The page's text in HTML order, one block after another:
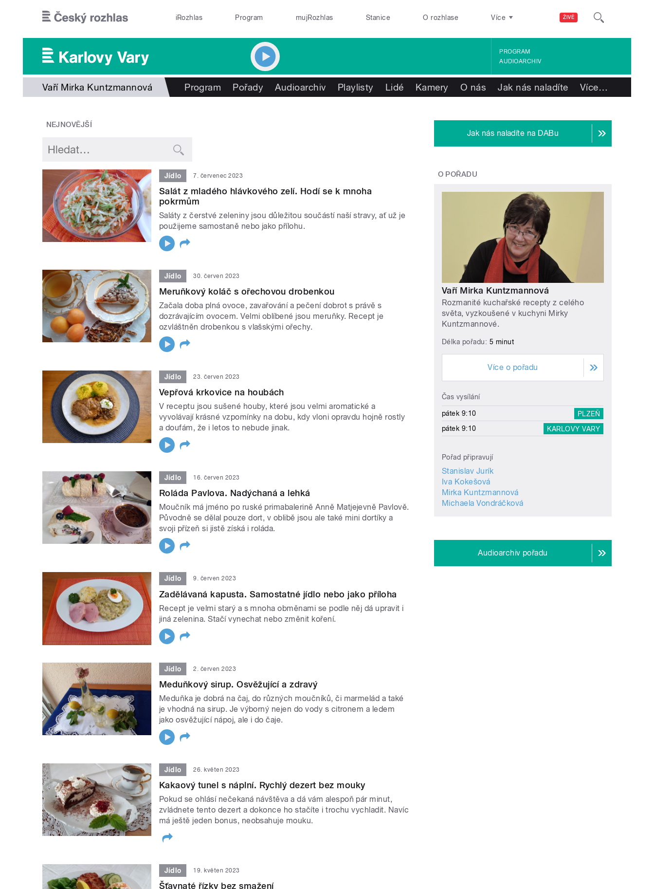
ŽIVĚ
iRozhlas Program mujRozhlas Stanice O rozhlase Více
PROGRAM
AUDIOARCHIV
Vaří Mirka Kuntzmannová Program Pořady Audioarchiv Playlisty Lidé Kamery O nás Jak nás naladíte Více…
NEJNOVĚJŠÍ
Jídlo 7. červenec 2023
Salát z mladého hlávkového zelí. Hodí se k mnoha
pokrmům
Saláty z čerstvé zeleniny jsou důležitou součástí naší stravy, ať už je
použijeme samostaně nebo jako přílohu.
Jídlo 30. červen 2023
Meruňkový koláč s ořechovou drobenkou
Začala doba plná ovoce, zavařování a pečení dobrot s právě s
dozrávajícím ovocem. Velmi oblíbené jsou meruňky. Recept je
ozvláštněn drobenkou s vlašskými ořechy.
Jídlo 23. červen 2023
Vepřová krkovice na houbách
V receptu jsou sušené houby, které jsou velmi aromatické a
vyvolávají krásné vzpomínky na dobu, kdy vloni opravdu hojně rostly
a doufám, že i letos to nebude jinak.
Jídlo 16. červen 2023
Roláda Pavlova. Nadýchaná a lehká
Moučník má jméno po ruské primabalerině Anně Matjejevně Pavlově.
Původně se dělal pouze dort, v oblibě jsou ale také mini dortíky a
svoji přízeň si jistě získá i roláda.
Jídlo 9. červen 2023
Zadělávaná kapusta. Samostatné jídlo nebo jako příloha
Recept je velmi starý a s mnoha obměnami se podle něj dá upravit i
jiná zelenina. Stačí vynechat nebo změnit koření.
Jídlo 2. červen 2023
Meduňkový sirup. Osvěžující a zdravý
Meduňka je dobrá na čaj, do různých moučníků, či marmelád a také
je vhodná na sirup. Je výborný nejen do vody s citronem a ledem
jako osvěžující nápoj, ale i do čaje.
Jídlo 26. květen 2023
Kakaový tunel s náplní. Rychlý dezert bez mouky
Pokud se ohlásí nečekaná návštěva a dá vám alespoň pár minut,
zvládnete tento dezert a dokonce ho stačíte i trochu vychladit. Navíc
má ještě jeden bonus, neobsahuje mouku.
Jídlo 19. květen 2023
Šťavnaté řízky bez smažení
Jak nás naladíte na DABu
O POŘADU
Vaří Mirka Kuntzmannová
Rozmanité kuchařské recepty z celého
světa, vyzkoušené v kuchyni Mirky
Kuntzmannové.
Délka pořadu: 5 minut
Více o pořadu
Čas vysílání
pátek 9:10
PLZEŇ
pátek 9:10
KARLOVY VARY
Pořad připravují
Stanislav Jurík
Iva Kokešová
Mirka Kuntzmannová
Michaela Vondráčková
Audioarchiv pořadu